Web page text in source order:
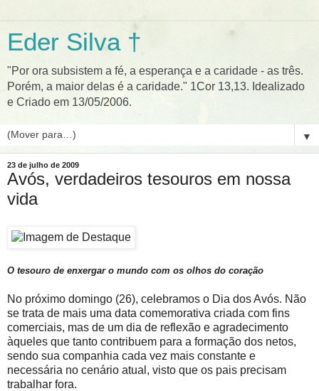
Eder Silva †
"Por ora subsistem a fé, a esperança e a caridade - as três.
Porém, a maior delas é a caridade." 1Cor 13,13. Idealizado
e Criado em 13/05/2006.
▼
23 de julho de 2009
Avós, verdadeiros tesouros em nossa
vida
O tesouro de enxergar o mundo com os olhos do coração
No próximo domingo (26), celebramos o Dia dos Avós. Não
se trata de mais uma data comemorativa criada com fins
comerciais, mas de um dia de reflexão e agradecimento
àqueles que tanto contribuem para a formação dos netos,
sendo sua companhia cada vez mais constante e
necessária no cenário atual, visto que os pais precisam
trabalhar fora.